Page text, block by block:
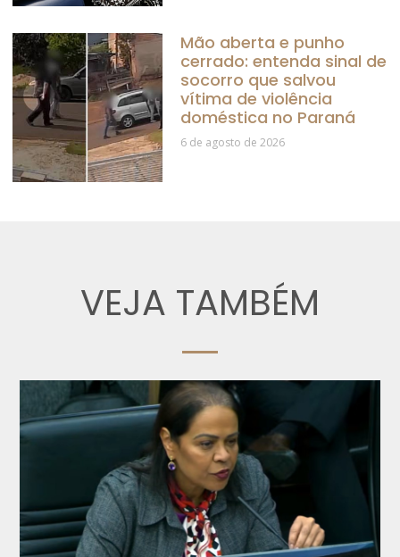
Mão aberta e punho
cerrado: entenda sinal de
socorro que salvou
vítima de violência
doméstica no Paraná
6 de agosto de 2026
VEJA TAMBÉM